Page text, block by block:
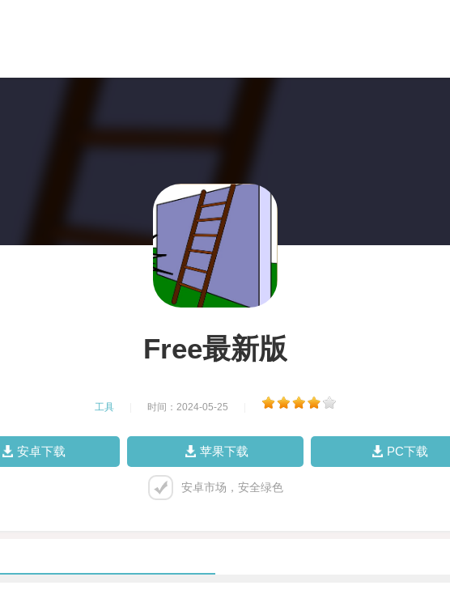
Free最新版
工具 时间：2024-05-25
安卓下载 苹果下载 PC下载
安卓市场，安全绿色